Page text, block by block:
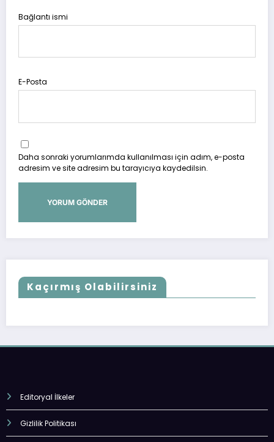
Bağlantı ismi
E-Posta
Daha sonraki yorumlarımda kullanılması için adım, e-posta
adresim ve site adresim bu tarayıcıya kaydedilsin.
Kaçırmış Olabilirsiniz
Editoryal İlkeler
Gizlilik Politikası